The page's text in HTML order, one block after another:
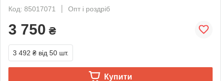
Код: 85017071
Опт і роздріб
3 750 ₴
3 492 ₴ від 50 шт.
Купити